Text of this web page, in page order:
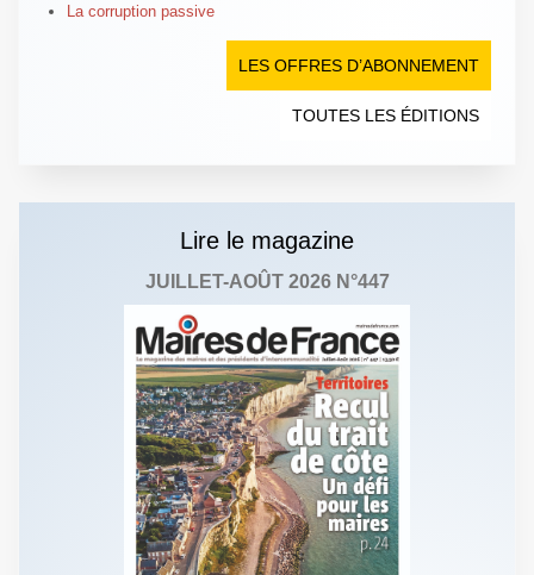
La corruption passive
LES OFFRES D’ABONNEMENT
TOUTES LES ÉDITIONS
Lire le magazine
JUILLET-AOÛT 2026 N°447